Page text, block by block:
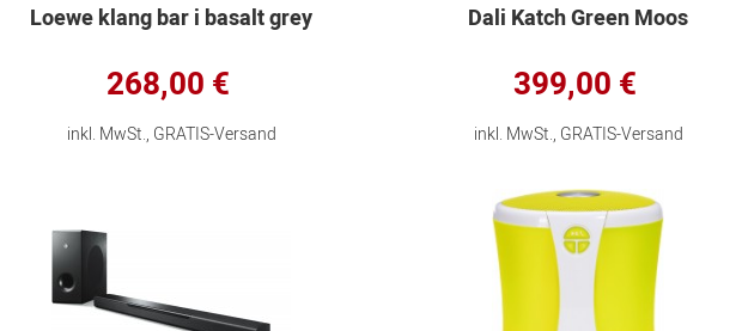
Loewe klang bar i basalt grey
268,00 €
inkl. MwSt., GRATIS-Versand
Dali Katch Green Moos
399,00 €
inkl. MwSt., GRATIS-Versand